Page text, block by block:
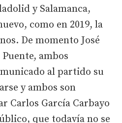
y Salamanca,
como en 2019, la
De momento José
ambos
al partido su
y ambos son
Carlos García Carbayo
que todavía no se